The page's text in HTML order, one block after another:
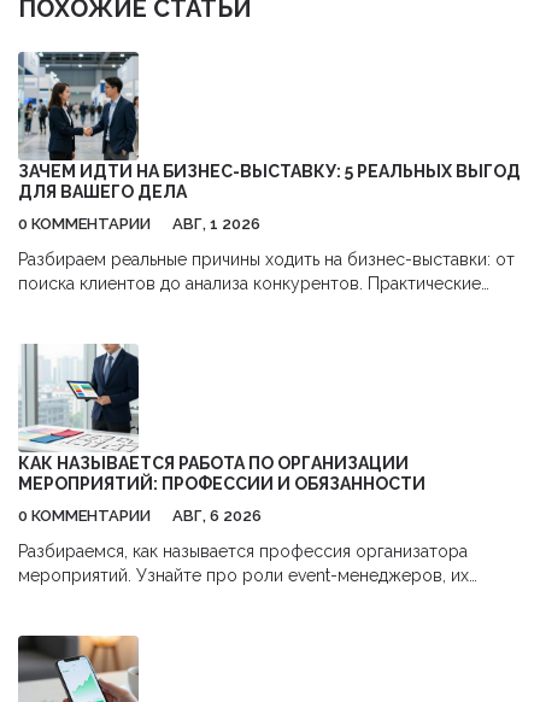
ПОХОЖИЕ СТАТЬИ
ЗАЧЕМ ИДТИ НА БИЗНЕС-ВЫСТАВКУ: 5 РЕАЛЬНЫХ ВЫГОД
ДЛЯ ВАШЕГО ДЕЛА
0 КОММЕНТАРИИ АВГ, 1 2026
Разбираем реальные причины ходить на бизнес-выставки: от
поиска клиентов до анализа конкурентов. Практические
КАК НАЗЫВАЕТСЯ РАБОТА ПО ОРГАНИЗАЦИИ
МЕРОПРИЯТИЙ: ПРОФЕССИИ И ОБЯЗАННОСТИ
0 КОММЕНТАРИИ АВГ, 6 2026
Разбираемся, как называется профессия организатора
мероприятий. Узнайте про роли event-менеджеров, их